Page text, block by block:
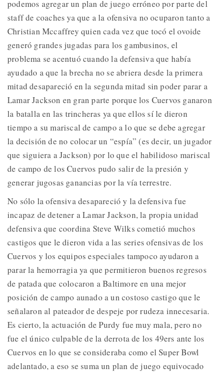
podemos agregar un plan de juego erróneo por parte del
staff de coaches ya que a la ofensiva no ocuparon tanto a
Christian Mccaffrey quien cada vez que tocó el ovoide
generó grandes jugadas para los gambusinos, el
problema se acentuó cuando la defensiva que había
ayudado a que la brecha no se abriera desde la primera
mitad desapareció en la segunda mitad sin poder parar a
Lamar Jackson en gran parte porque los Cuervos ganaron
la batalla en las trincheras ya que ellos sí le dieron
tiempo a su mariscal de campo a lo que se debe agregar
la decisión de no colocar un “espía” (es decir, un jugador
que siguiera a Jackson) por lo que el habilidoso mariscal
de campo de los Cuervos pudo salir de la presión y
generar jugosas ganancias por la vía terrestre.
No sólo la ofensiva desapareció y la defensiva fue
incapaz de detener a Lamar Jackson, la propia unidad
defensiva que coordina Steve Wilks cometió muchos
castigos que le dieron vida a las series ofensivas de los
Cuervos y los equipos especiales tampoco ayudaron a
parar la hemorragia ya que permitieron buenos regresos
de patada que colocaron a Baltimore en una mejor
posición de campo aunado a un costoso castigo que le
señalaron al pateador de despeje por rudeza innecesaria.
Es cierto, la actuación de Purdy fue muy mala, pero no
fue el único culpable de la derrota de los 49ers ante los
Cuervos en lo que se consideraba como el Super Bowl
adelantado, a eso se suma un plan de juego equivocado